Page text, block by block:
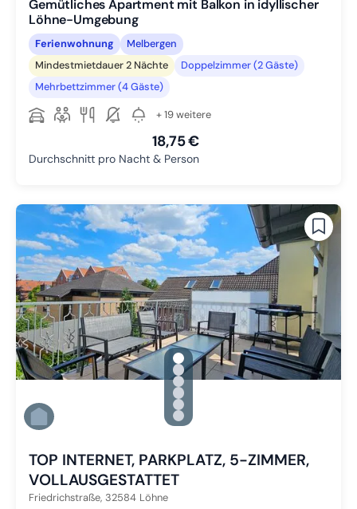
Gemütliches Apartment mit Balkon in idyllischer
Löhne-Umgebung
Ferienwohnung
Melbergen
Mindestmietdauer 2 Nächte
Doppelzimmer (2 Gäste)
Mehrbettzimmer (4 Gäste)
+ 19 weitere
18,75 €
Durchschnitt pro Nacht & Person
gallery.slide_selector
Zu Slide 1 wechseln
Zu Slide 2 wechseln
Zu Slide 3 wechseln
Zu Slide 4 wechseln
Zu Slide 5 wechseln
Zu Slide 6 wechseln
TOP INTERNET, PARKPLATZ, 5-ZIMMER,
VOLLAUSGESTATTET
Friedrichstraße, 32584 Löhne